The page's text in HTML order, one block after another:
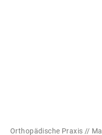
Orthopädische Praxis //